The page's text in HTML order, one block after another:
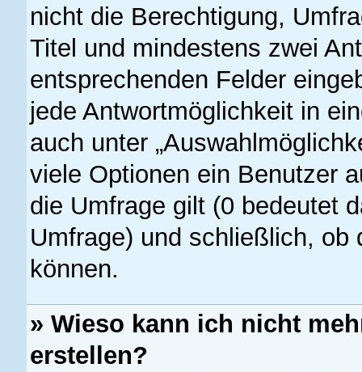
nicht die Berechtigung,
Titel und mindestens zwei
entsprechenden Felder
jede Antwortmöglichkeit in
auch unter
viele Optionen ein Benutzer
die Umfrage gilt (0 bedeutet
Umfrage) und schließlich, ob
können.
» Wieso kann ich nicht
erstellen?